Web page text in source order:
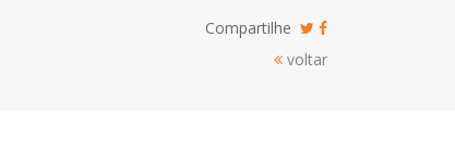
Compartilhe
voltar